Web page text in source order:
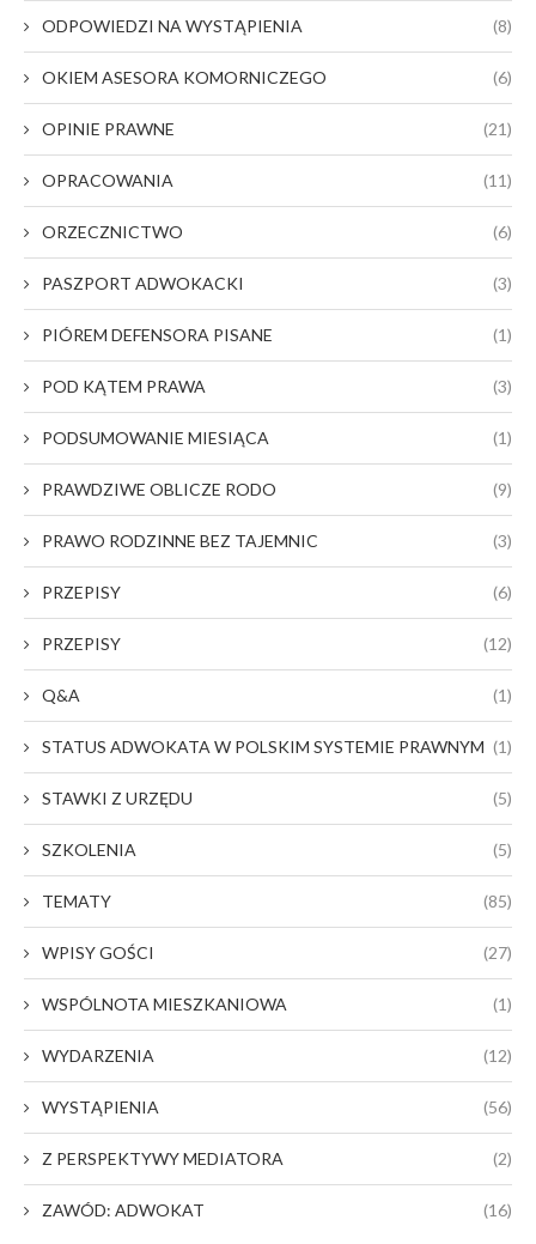
ODPOWIEDZI NA WYSTĄPIENIA (8)
OKIEM ASESORA KOMORNICZEGO (6)
OPINIE PRAWNE (21)
OPRACOWANIA (11)
ORZECZNICTWO (6)
PASZPORT ADWOKACKI (3)
PIÓREM DEFENSORA PISANE (1)
POD KĄTEM PRAWA (3)
PODSUMOWANIE MIESIĄCA (1)
PRAWDZIWE OBLICZE RODO (9)
PRAWO RODZINNE BEZ TAJEMNIC (3)
PRZEPISY (6)
PRZEPISY (12)
Q&A (1)
STATUS ADWOKATA W POLSKIM SYSTEMIE PRAWNYM (1)
STAWKI Z URZĘDU (5)
SZKOLENIA (5)
TEMATY (85)
WPISY GOŚCI (27)
WSPÓLNOTA MIESZKANIOWA (1)
WYDARZENIA (12)
WYSTĄPIENIA (56)
Z PERSPEKTYWY MEDIATORA (2)
ZAWÓD: ADWOKAT (16)